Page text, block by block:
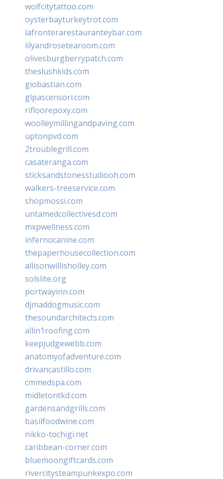
wolfcitytattoo.com
oysterbayturkeytrot.com
lafronterarestauranteybar.com
lilyandrosetearoom.com
olivesburgberrypatch.com
theslushkids.com
giobastian.com
glpascensori.com
rifloorepoxy.com
woolleymillingandpaving.com
uptonpvd.com
2troublegrill.com
casateranga.com
sticksandstonesstudiooh.com
walkers-treeservice.com
shopmossi.com
untamedcollectivesd.com
mxpwellness.com
infernocanine.com
thepaperhousecollection.com
allisonwillisholley.com
solslite.org
portwayinn.com
djmaddogmusic.com
thesoundarchitects.com
allin1roofing.com
keepjudgewebb.com
anatomyofadventure.com
drivancastillo.com
cmmedspa.com
midletontkd.com
gardensandgrills.com
basilfoodwine.com
nikko-tochigi.net
caribbean-corner.com
bluemoongiftcards.com
rivercitysteampunkexpo.com